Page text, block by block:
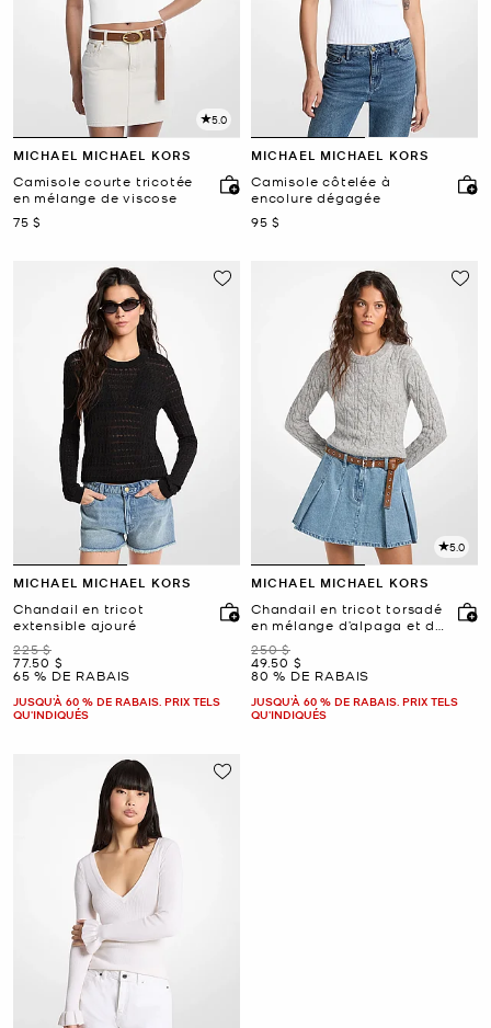
5.0
MICHAEL MICHAEL KORS
Camisole courte tricotée
en mélange de viscose
maintenant
75 $
MICHAEL MICHAEL KORS
Camisole côtelée à
encolure dégagée
maintenant
95 $
MICHAEL MICHAEL KORS
Chandail en tricot
extensible ajouré
était
225 $
maintenant
77.50 $
65 % DE RABAIS
JUSQU’À 60 % DE RABAIS. PRIX TELS
QU'INDIQUÉS
5.0
MICHAEL MICHAEL KORS
Chandail en tricot torsadé
en mélange d’alpaga et de
nylon
était
250 $
maintenant
49.50 $
80 % DE RABAIS
JUSQU’À 60 % DE RABAIS. PRIX TELS
QU'INDIQUÉS